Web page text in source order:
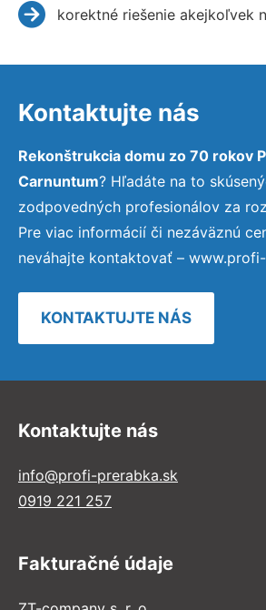
korektné riešenie akejkoľvek
Kontaktujte nás
Rekonštrukcia domu zo 70 rokov
Carnuntum? Hľadáte na to
zodpovedných profesionálov za
Pre viac informácií či nezáväznú
neváhajte kontaktovať –
KONTAKTUJTE NÁS
Kontaktujte nás
info@profi-prerabka.sk
0919 221 257
Fakturačné údaje